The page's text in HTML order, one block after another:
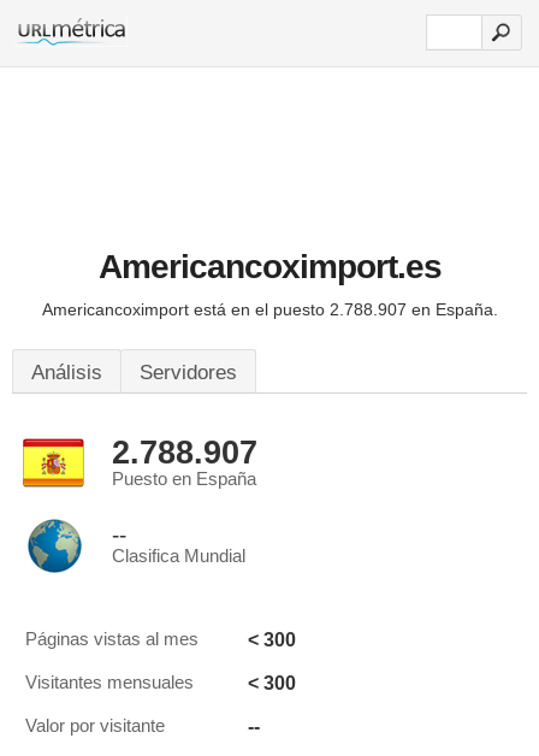
Americancoximport.es
Americancoximport está en el puesto 2.788.907 en España.
Análisis Servidores
2.788.907
Puesto en España
--
Clasifica Mundial
Páginas vistas al mes < 300
Visitantes mensuales < 300
Valor por visitante --